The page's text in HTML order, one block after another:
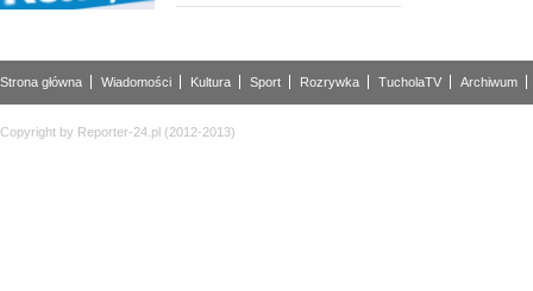
Strona główna Wiadomości Kultura Sport Rozrywka TucholaTV Archiwum
Copyright by Reporter-24.pl (2012-2013)